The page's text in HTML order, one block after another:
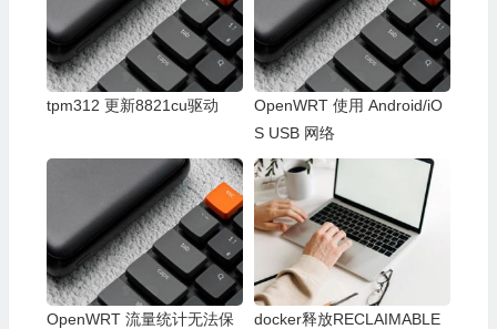
tpm312 更新8821cu驱动
OpenWRT 使用 Android/iO
S USB 网络
OpenWRT 流量统计无法保
docker释放RECLAIMABLE